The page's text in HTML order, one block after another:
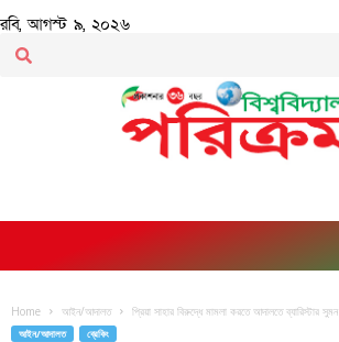
রবি, আগস্ট ৯, ২০২৬
Home আইন/আদালত প্রিয়া সাহার বিরুদ্ধে মামলা করতে আদালতে ব্যারিস্টার সুমন
আইন/আদালত ব্রেকিং